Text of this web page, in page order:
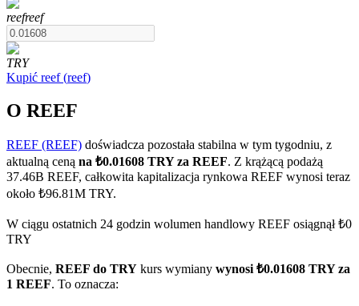
Kontrakty terminowe COIN-M
Kontrakty terminowe na kryptowaluty
TradFi
towary
reefreef
TRY
Kupić reef(reef)
O REEF
REEF (REEF) doświadcza pozostała stabilna w tym tygodniu, z
aktualną ceną na ₺0.01608 TRY za REEF. Z krążącą podażą
37.46B REEF, całkowita kapitalizacja rynkowa REEF wynosi teraz
około ₺96.81M TRY.
W ciągu ostatnich 24 godzin wolumen handlowy REEF osiągnął ₺0
TRY
Obecnie, REEF do TRY kurs wymiany wynosi ₺0.01608 TRY za
1 REEF. To oznacza: